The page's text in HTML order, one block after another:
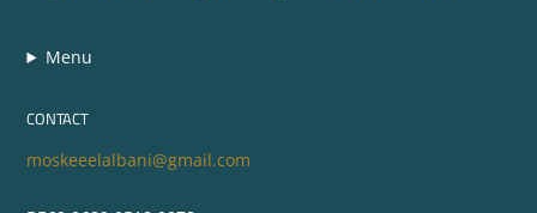
Menu
CONTACT
moskeeelalbani@gmail.com